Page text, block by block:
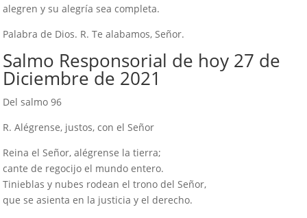
alegren y su alegría sea completa.
Palabra de Dios. R. Te alabamos, Señor.
Salmo Responsorial de hoy 27 de
Diciembre de 2021
Del salmo 96
R. Alégrense, justos, con el Señor
Reina el Señor, alégrense la tierra;
cante de regocijo el mundo entero.
Tinieblas y nubes rodean el trono del Señor,
que se asienta en la justicia y el derecho.